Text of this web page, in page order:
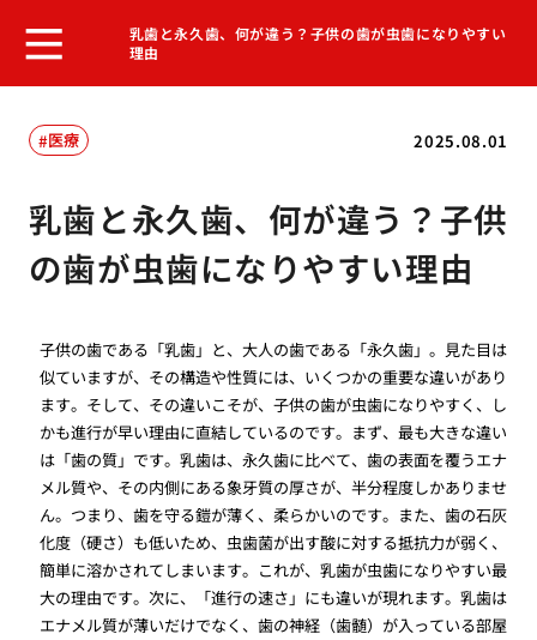
乳歯と永久歯、何が違う？子供の歯が虫歯になりやすい
理由
2025.08.01
医療
乳歯と永久歯、何が違う？子供
の歯が虫歯になりやすい理由
子供の歯である「乳歯」と、大人の歯である「永久歯」。見た目は
似ていますが、その構造や性質には、いくつかの重要な違いがあり
ます。そして、その違いこそが、子供の歯が虫歯になりやすく、し
かも進行が早い理由に直結しているのです。まず、最も大きな違い
は「歯の質」です。乳歯は、永久歯に比べて、歯の表面を覆うエナ
メル質や、その内側にある象牙質の厚さが、半分程度しかありませ
ん。つまり、歯を守る鎧が薄く、柔らかいのです。また、歯の石灰
化度（硬さ）も低いため、虫歯菌が出す酸に対する抵抗力が弱く、
簡単に溶かされてしまいます。これが、乳歯が虫歯になりやすい最
大の理由です。次に、「進行の速さ」にも違いが現れます。乳歯は
エナメル質が薄いだけでなく、歯の神経（歯髄）が入っている部屋